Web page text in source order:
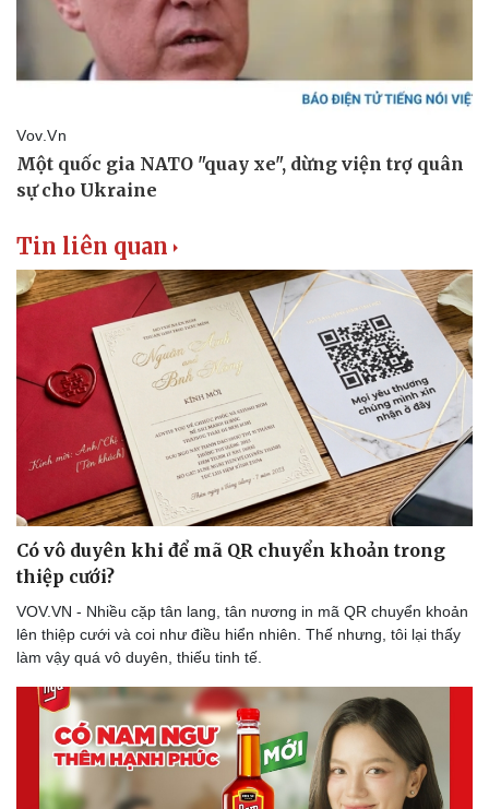
Thể thao
Bóng đá
Lịch thi đấu bóng đá
Thế giới thể thao
eSports
Hậu trường
Ô tô - Xe máy
Ô tô
Tư vấn
Tin liên quan
Có vô duyên khi để mã QR chuyển khoản trong
thiệp cưới?
VOV.VN - Nhiều cặp tân lang, tân nương in mã QR chuyển khoản
lên thiệp cưới và coi như điều hiển nhiên. Thế nhưng, tôi lại thấy
làm vậy quá vô duyên, thiếu tinh tế.